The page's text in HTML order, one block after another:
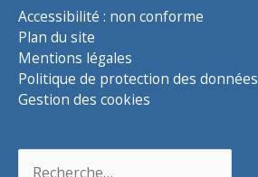
Accessibilité : non conforme
Plan du site
Mentions légales
Politique de protection des données
Gestion des cookies